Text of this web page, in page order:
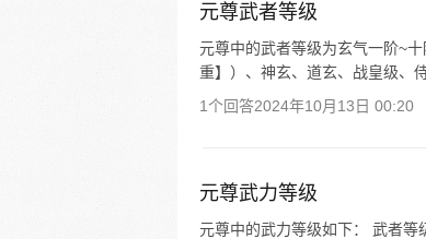
元尊武者等级
元尊中的武者等级为玄气一阶~
重】）、神玄、道玄、战皇级、
1个回答2024年10月13日 00:20
元尊武力等级
元尊中的武力等级如下： 武者